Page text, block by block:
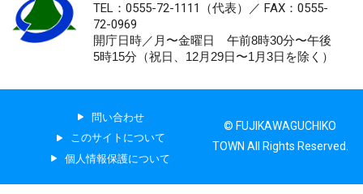
TEL：0555-72-1111 （代表）／ FAX：0555-
72-0969
開庁日時／月〜金曜日 午前8時30分〜午後
5時15分（祝日、12月29日〜1月3日を除く）
問い合わせ
このサイトについて
個人情報保護について
© FUJIKAWAGUCHIKO
TOWN All Rights Reserved.